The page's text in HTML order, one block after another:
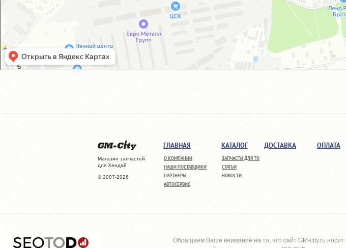
Магазин запчастей
для Хендай
© 2007-2026
ГЛАВНАЯ
О КОМПАНИИ
НАШИ ПОСТАВЩИКИ
ПАРТНЕРЫ
АВТОСЕРВИС
КАТАЛОГ
ЗАПЧАСТИ ДЛЯ ТО
СТАТЬИ
НОВОСТИ
ДОСТАВКА ОПЛАТА
Обращаем Ваше внимание на то, что сайт GM-city.ru